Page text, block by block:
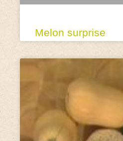
Melon surprise